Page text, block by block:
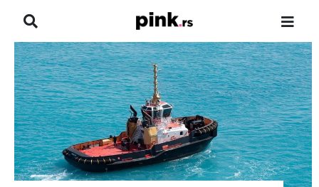
NASLOVNA
VESTI
ZADRUGA
SHOWBIZ